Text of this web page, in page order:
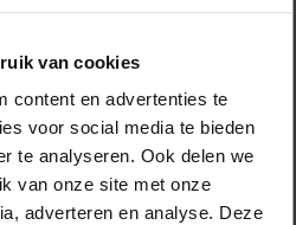
van cookies
content en advertenties te
voor social media te bieden
te analyseren. Ook delen we
van onze site met onze
adverteren en analyse. Deze
meer over:
en engagement